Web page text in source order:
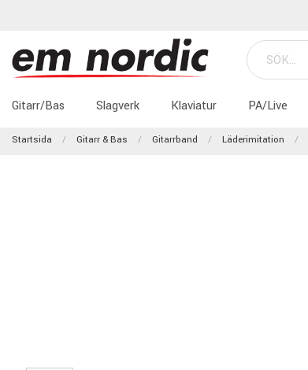
Gitarr/Bas Slagverk Klaviatur PA/Live
Startsida Gitarr & Bas Gitarrband Läderimitation